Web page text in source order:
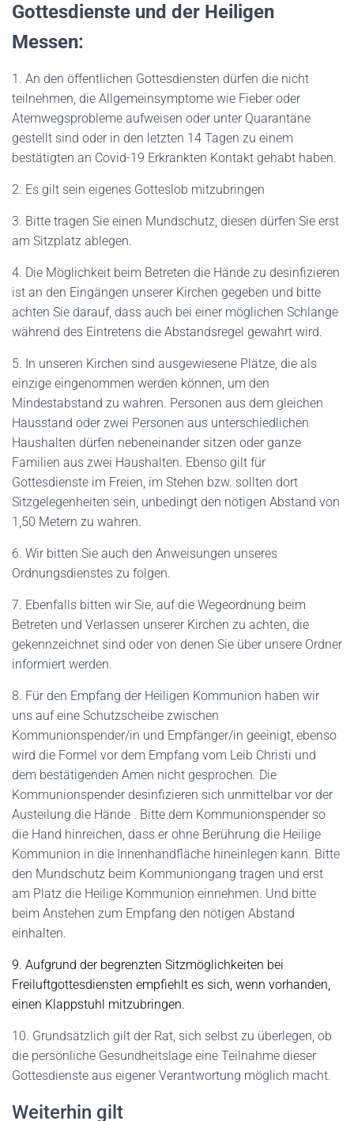
Gottesdienste und der Heiligen
Messen:
1. An den öffentlichen Gottesdiensten dürfen die nicht
teilnehmen, die Allgemeinsymptome wie Fieber oder
Atemwegsprobleme aufweisen oder unter Quarantäne
gestellt sind oder in den letzten 14 Tagen zu einem
bestätigten an Covid-19 Erkrankten Kontakt gehabt haben.
2. Es gilt sein eigenes Gotteslob mitzubringen
3. Bitte tragen Sie einen Mundschutz, diesen dürfen Sie erst
am Sitzplatz ablegen.
4. Die Möglichkeit beim Betreten die Hände zu desinfizieren
ist an den Eingängen unserer Kirchen gegeben und bitte
achten Sie darauf, dass auch bei einer möglichen Schlange
während des Eintretens die Abstandsregel gewahrt wird.
5. In unseren Kirchen sind ausgewiesene Plätze, die als
einzige eingenommen werden können, um den
Mindestabstand zu wahren. Personen aus dem gleichen
Hausstand oder zwei Personen aus unterschiedlichen
Haushalten dürfen nebeneinander sitzen oder ganze
Familien aus zwei Haushalten. Ebenso gilt für
Gottesdienste im Freien, im Stehen bzw. sollten dort
Sitzgelegenheiten sein, unbedingt den nötigen Abstand von
1,50 Metern zu wahren.
6. Wir bitten Sie auch den Anweisungen unseres
Ordnungsdienstes zu folgen.
7. Ebenfalls bitten wir Sie, auf die Wegeordnung beim
Betreten und Verlassen unserer Kirchen zu achten, die
gekennzeichnet sind oder von denen Sie über unsere Ordner
informiert werden.
8. Für den Empfang der Heiligen Kommunion haben wir
uns auf eine Schutzscheibe zwischen
Kommunionspender/in und Empfänger/in geeinigt, ebenso
wird die Formel vor dem Empfang vom Leib Christi und
dem bestätigenden Amen nicht gesprochen. Die
Kommunionspender desinfizieren sich unmittelbar vor der
Austeilung die Hände . Bitte dem Kommunionspender so
die Hand hinreichen, dass er ohne Berührung die Heilige
Kommunion in die Innenhandfläche hineinlegen kann. Bitte
den Mundschutz beim Kommuniongang tragen und erst
am Platz die Heilige Kommunion einnehmen. Und bitte
beim Anstehen zum Empfang den nötigen Abstand
einhalten.
9. Aufgrund der begrenzten Sitzmöglichkeiten bei
Freiluftgottesdiensten empfiehlt es sich, wenn vorhanden,
einen Klappstuhl mitzubringen.
10. Grundsätzlich gilt der Rat, sich selbst zu überlegen, ob
die persönliche Gesundheitslage eine Teilnahme dieser
Gottesdienste aus eigener Verantwortung möglich macht.
Weiterhin gilt